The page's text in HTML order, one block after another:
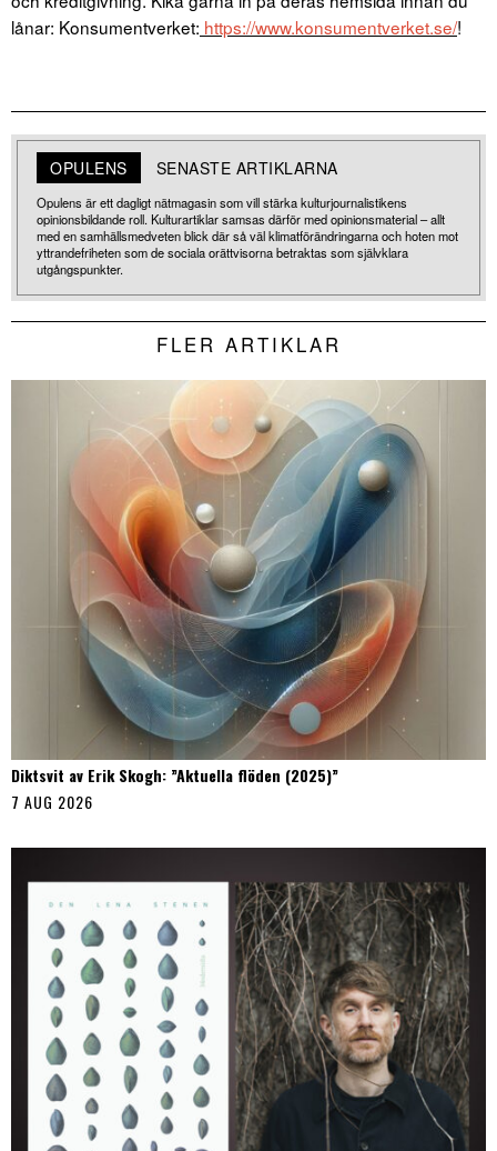
lånar: Konsumentverket: https://www.konsumentverket.se/!
OPULENS SENASTE ARTIKLARNA
Opulens är ett dagligt nätmagasin som vill stärka kulturjournalistikens
opinionsbildande roll. Kulturartiklar samsas därför med opinionsmaterial – allt
med en samhällsmedveten blick där så väl klimatförändringarna och hoten mot
yttrandefriheten som de sociala orättvisorna betraktas som självklara
utgångspunkter.
FLER ARTIKLAR
Diktsvit av Erik Skogh: ”Aktuella flöden (2025)”
7 AUG 2026